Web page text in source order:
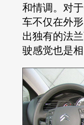
和情调。对
车不仅在外
出独有的法
驶感觉也是